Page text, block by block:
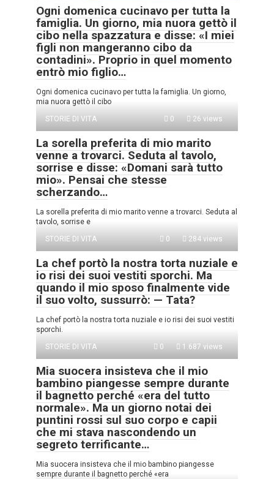
Ogni domenica cucinavo per tutta la
famiglia. Un giorno, mia nuora gettò il
cibo nella spazzatura e disse: «I miei
figli non mangeranno cibo da
contadini». Proprio in quel momento
entrò mio figlio…
Ogni domenica cucinavo per tutta la famiglia. Un giorno,
mia nuora gettò il cibo
STORIE DI VITA
0 26 views
La sorella preferita di mio marito
venne a trovarci. Seduta al tavolo,
sorrise e disse: «Domani sarà tutto
mio». Pensai che stesse
scherzando…
La sorella preferita di mio marito venne a trovarci. Seduta al
tavolo, sorrise e
STORIE DI VITA
0 284 views
La chef portò la nostra torta nuziale e
io risi dei suoi vestiti sporchi. Ma
quando il mio sposo finalmente vide
il suo volto, sussurrò: — Tata?
La chef portò la nostra torta nuziale e io risi dei suoi vestiti
sporchi.
STORIE DI VITA
0 1.687 views
Mia suocera insisteva che il mio
bambino piangesse sempre durante
il bagnetto perché «era del tutto
normale». Ma un giorno notai dei
puntini rossi sul suo corpo e capii
che mi stava nascondendo un
segreto terrificante…
Mia suocera insisteva che il mio bambino piangesse
sempre durante il bagnetto perché «era